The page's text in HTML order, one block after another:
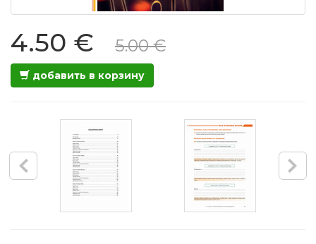
4.50 € 5.00 €
добавить в корзину